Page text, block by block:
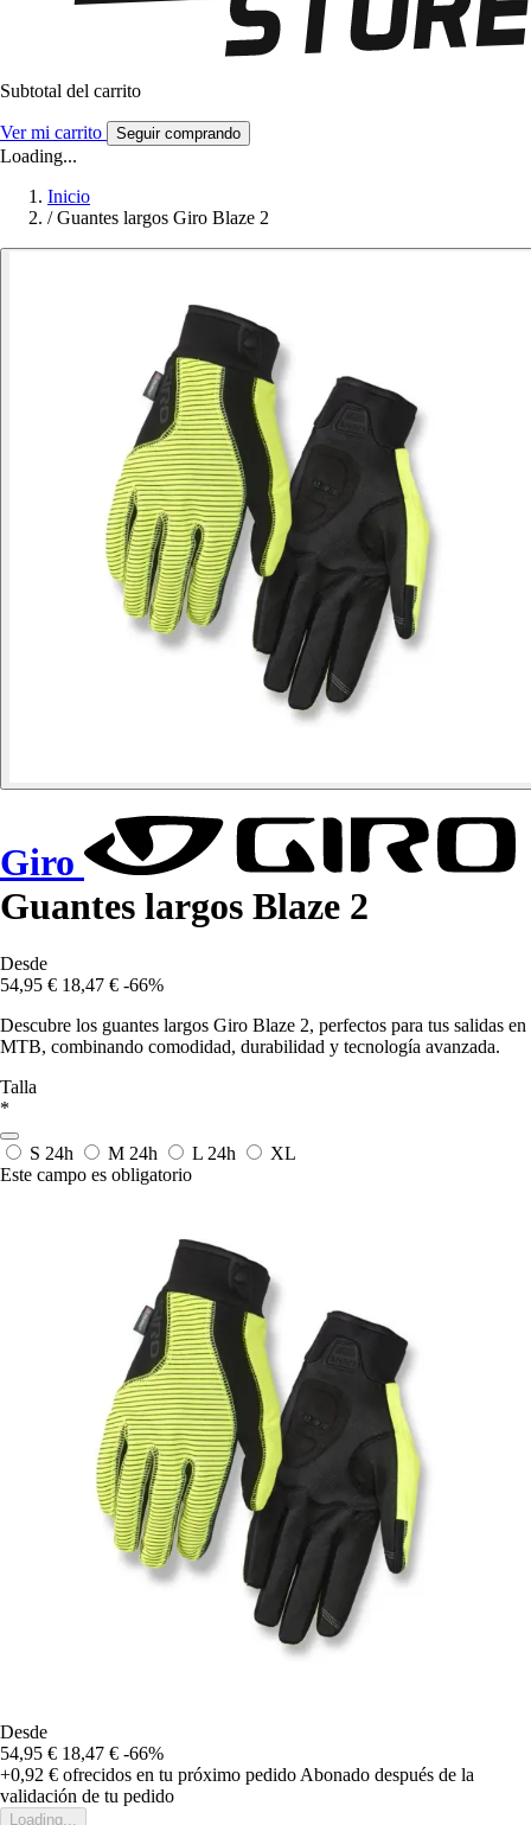
Subtotal del carrito
Ver mi carrito Seguir comprando
Loading...
Inicio
/ Guantes largos Giro Blaze 2
Giro
Guantes largos Blaze 2
Desde
54,95 € 18,47 € -66%
Descubre los guantes largos Giro Blaze 2, perfectos para tus salidas en
MTB, combinando comodidad, durabilidad y tecnología avanzada.
Talla
*
S 24h M 24h L 24h
XL
Este campo es obligatorio
Desde
54,95 € 18,47 € -66%
+0,92 € ofrecidos en tu próximo pedido Abonado después de la
validación de tu pedido
Loading...